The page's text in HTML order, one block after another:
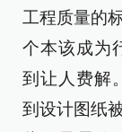
工程质量的
个本该成为
到让人费解
到设计图纸